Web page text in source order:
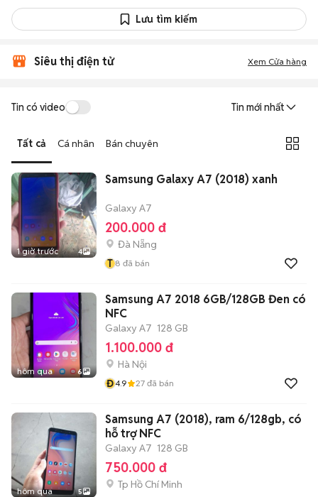
Lưu tìm kiếm
Siêu thị điện tử Xem Cửa hàng
Tin có video Tin mới nhất
Tất cả Cá nhân Bán chuyên
1 giờ trước 4
Samsung Galaxy A7 (2018) xanh
Galaxy A7
200.000 đ
Đà Nẵng
T 8 đã bán
hôm qua 6
Samsung A7 2018 6GB/128GB Đen có
NFC
Galaxy A7 128 GB
1.100.000 đ
Hà Nội
Đ4.9 27 đã bán
hôm qua 5
Samsung A7 (2018), ram 6/128gb, có
hỗ trợ NFC
Galaxy A7 128 GB
750.000 đ
Tp Hồ Chí Minh